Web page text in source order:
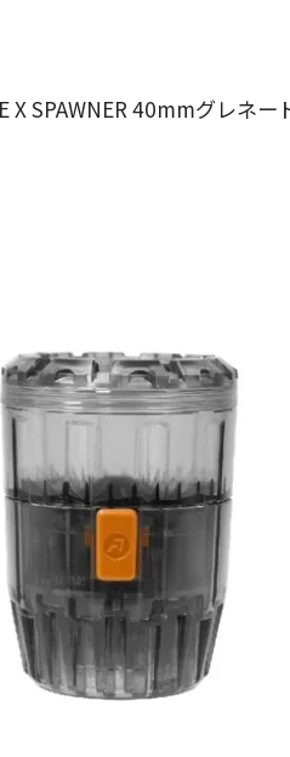
X SPAWNER 40mmグレネ